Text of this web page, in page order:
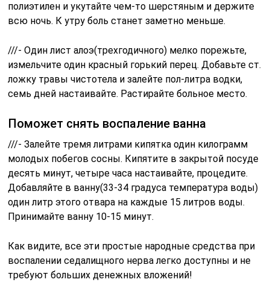
полиэтилен и укутайте чем-то шерстяным и держите
всю ночь. К утру боль станет заметно меньше.
///- Один лист алоэ(трехгодичного) мелко порежьте,
измельчите один красный горький перец. Добавьте ст.
ложку травы чистотела и залейте пол-литра водки,
семь дней настаивайте. Растирайте больное место.
Поможет снять воспаление ванна
///- Залейте тремя литрами кипятка один килограмм
молодых побегов сосны. Кипятите в закрытой посуде
десять минут, четыре часа настаивайте, процедите.
Добавляйте в ванну(33-34 градуса температура воды)
один литр этого отвара на каждые 15 литров воды.
Принимайте ванну 10-15 минут.
Как видите, все эти простые народные средства при
воспалении седалищного нерва легко доступны и не
требуют больших денежных вложений!